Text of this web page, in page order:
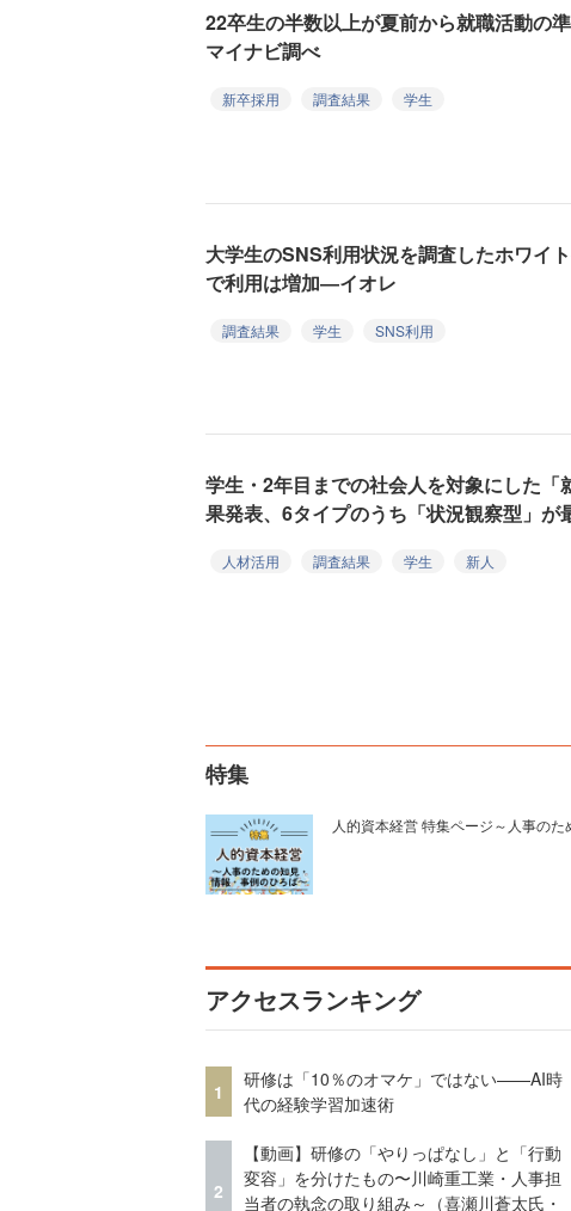
22卒生の半数以上が夏前から就職活動の
マイナビ調べ
新卒採用 調査結果
学生
大学生のSNS利用状況を調査したホワイ
で利用は増加―イオレ
調査結果 学生
SNS利用
学生・2年目までの社会人を対象にした「
果発表、6タイプのうち「状況観察型」
人材活用 調査結果 学生
新人
特集
人的資本経営 特集ページ～人事の
アクセスランキング
1
研修は「10％のオマケ」ではない——AI時
代の経験学習加速術
2
【動画】研修の「やりっぱなし」と「行動
変容」を分けたもの〜川崎重工業・人事担
当者の執念の取り組み～（喜瀬川蒼太氏・